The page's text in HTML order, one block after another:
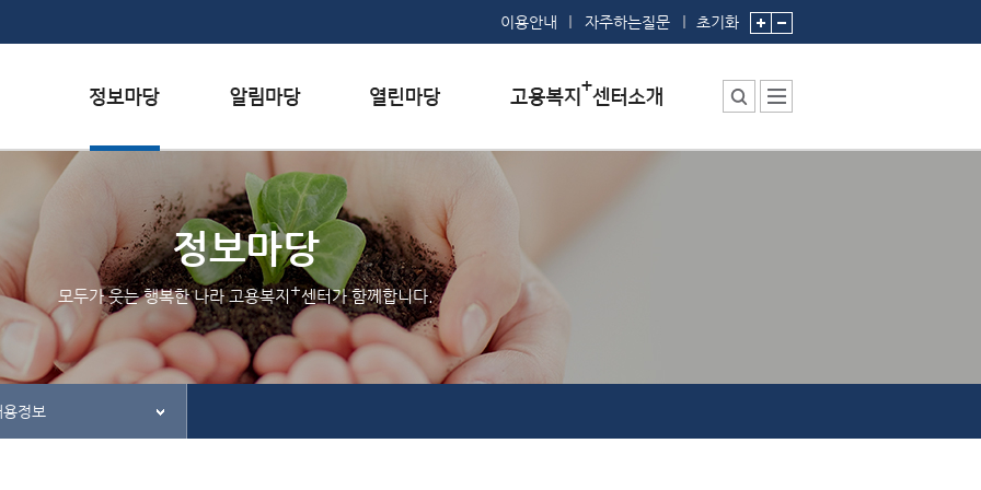
이용안내 자주하는질문 초기화
채용정보
인재정보
관련사이트
행사일정
공지사항
홍보/보도자료실
질문하기
칭찬하기
불친절 신고하기
부서 및 직원소개
시설안내
찾아오시는 길
정보마당
모두가 웃는 행복한 나라 고용복지+센터가 함께합니다.
정보